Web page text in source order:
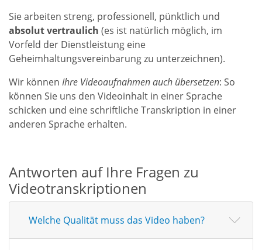
Sie arbeiten streng, professionell, pünktlich und
absolutvertraulich (es ist natürlich möglich, im
Vorfeld der Dienstleistung eine
Geheimhaltungsvereinbarung zu unterzeichnen).
Wir können Ihre Videoaufnahmen auch übersetzen: So
können Sie uns den Videoinhalt in einer Sprache
schicken und eine schriftliche Transkription in einer
anderen Sprache erhalten.
Antworten auf Ihre Fragen zu
Videotranskriptionen
Welche Qualität muss das Video haben?